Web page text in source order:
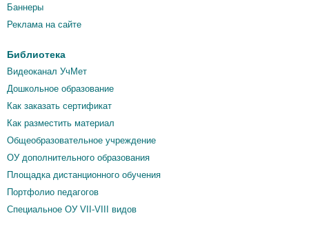
Баннеры
Реклама на сайте
Библиотека
Видеоканал УчМет
Дошкольное образование
Как заказать сертификат
Как разместить материал
Общеобразовательное учреждение
ОУ дополнительного образования
Площадка дистанционного обучения
Портфолио педагогов
Специальное ОУ VII-VIII видов